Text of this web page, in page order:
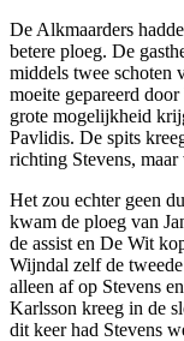
De Alkmaarders
betere ploeg. De
middels twee schoten
moeite gepareerd
grote mogelijkheid
Pavlidis. De spits
richting Stevens,
Het zou echter geen
kwam de ploeg van
de assist en De Wit
Wijndal zelf de
alleen af op Stevens
Karlsson kreeg in de
dit keer had Stevens